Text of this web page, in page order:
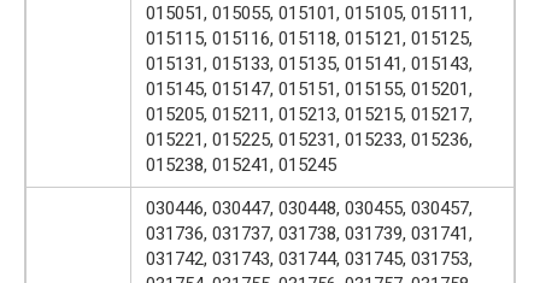
015051, 015055, 015101, 015105, 015111,
015115, 015116, 015118, 015121, 015125,
015131, 015133, 015135, 015141, 015143,
015145, 015147, 015151, 015155, 015201,
015205, 015211, 015213, 015215, 015217,
015221, 015225, 015231, 015233, 015236,
015238, 015241, 015245
030446, 030447, 030448, 030455, 030457,
031736, 031737, 031738, 031739, 031741,
031742, 031743, 031744, 031745, 031753,